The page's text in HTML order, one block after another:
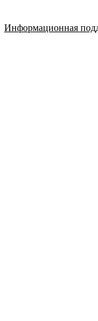
Информационная